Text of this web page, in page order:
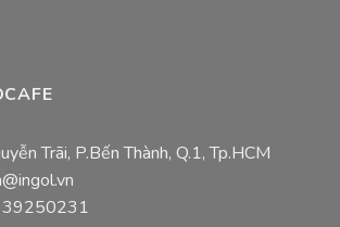
Trãi, P.Bến Thành, Q.1, Tp.HCM